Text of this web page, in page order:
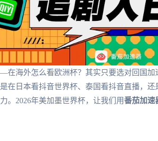
在海外怎么看欧洲杯？其实只要选对回国加
在日本看抖音世界杯、泰国看抖音直播，还
。2026年美加墨世界杯，让我们用番茄加速